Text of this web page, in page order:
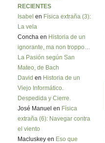
RECIENTES
Isabel en Física extraña (3):
La vela
Concha en Historia de un
ignorante, ma non troppo…
La Pasión según San
Mateo, de Bach
David en Historia de un
Viejo Informático.
Despedida y Cierre.
José Manuel en Física
extraña (6): Navegar contra
el viento
Macluskey en Eso que